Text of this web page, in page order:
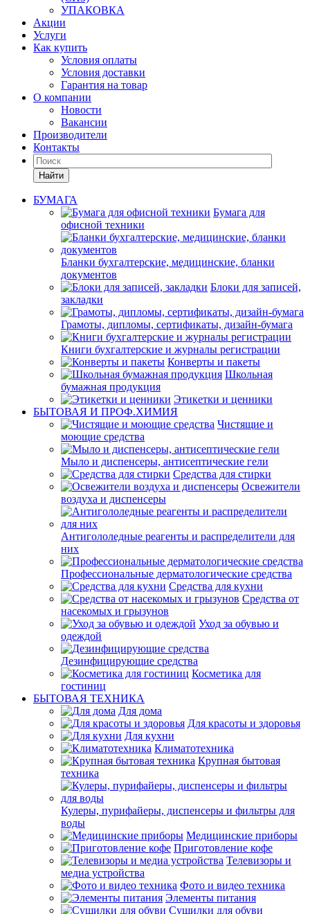
УПАКОВКА
Акции
Услуги
Как купить
Условия оплаты
Условия доставки
Гарантия на товар
О компании
Новости
Вакансии
Производители
Контакты
Найти
БУМАГА
Бумага для
офисной техники
Бланки бухгалтерские, медицинские, бланки
документов
Блоки для записей,
закладки
Грамоты, дипломы, сертификаты, дизайн-бумага
Книги бухгалтерские и журналы регистрации
Конверты и пакеты
Школьная
бумажная продукция
Этикетки и ценники
БЫТОВАЯ И ПРОФ.ХИМИЯ
Чистящие и
моющие средства
Мыло и диспенсеры, антисептические гели
Средства для стирки
Освежители
воздуха и диспенсеры
Антигололедные реагенты и распределители для
них
Профессиональные дерматологические средства
Средства для кухни
Средства от
насекомых и грызунов
Уход за обувью и
одеждой
Дезинфицирующие средства
Косметика для
гостиниц
БЫТОВАЯ ТЕХНИКА
Для дома
Для красоты и здоровья
Для кухни
Климатотехника
Крупная бытовая
техника
Кулеры, пурифайеры, диспенсеры и фильтры для
воды
Медицинские приборы
Приготовление кофе
Телевизоры и
медиа устройства
Фото и видео техника
Элементы питания
Сушилки для обуви